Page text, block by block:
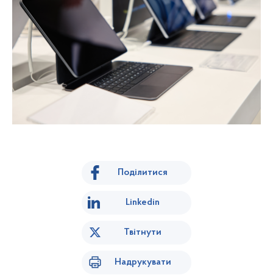
Поділитися
Linkedin
Твітнути
Надрукувати